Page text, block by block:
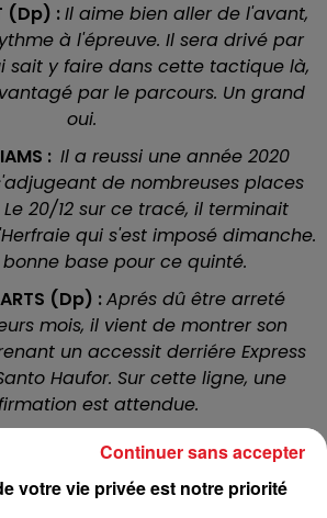
(Dp) :Il aime bien aller de l'avant,
à l'épreuve. Il sera drivé par
sait y faire dans cette tactique là,
par le parcours. Un grand
oui.
: Il a reussi une année 2020
de nombreuses places
20/12 sur ce tracé, il terminait
qui s'est imposé dimanche.
base pour ce quinté.
(Dp) :Aprés dû être arreté
mois, il vient de montrer son
un accessit derriére Express
Haufor. Sur cette ligne, une
est attendue.
de confirmer sa bonne forme
12/01. Ici il va courir rapproché,
pour continuer sur sa lancée.
votre vie privée est notre priorité
Continuer sans accepter